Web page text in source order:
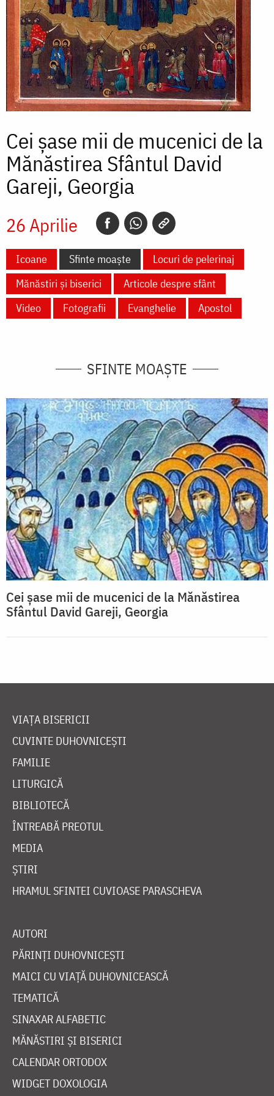
Cei șase mii de mucenici de la
Mănăstirea Sfântul David
Gareji, Georgia
26 Aprilie
Icoane Sfinte moaște
Locuri de pelerinaj
Mănăstiri și biserici
Articole despre sfânt
Video
Fotografii Evanghelie Apostol
SFINTE MOAȘTE
Cei șase mii de mucenici de la Mănăstirea
Sfântul David Gareji, Georgia
VIAȚA BISERICII
CUVINTE DUHOVNICEȘTI
FAMILIE
LITURGICĂ
BIBLIOTECĂ
ÎNTREABĂ PREOTUL
MEDIA
ȘTIRI
HRAMUL SFINTEI CUVIOASE PARASCHEVA
AUTORI
PĂRINȚI DUHOVNICEȘTI
MAICI CU VIAȚĂ DUHOVNICEASCĂ
TEMATICĂ
SINAXAR ALFABETIC
MĂNĂSTIRI ȘI BISERICI
CALENDAR ORTODOX
WIDGET DOXOLOGIA